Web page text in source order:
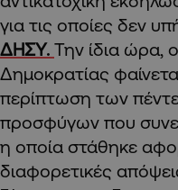
για τις οποίες δεν
ΔΗΣΥ. Την ίδια ώρα,
Δημοκρατίας
περίπτωση των
προσφύγων που
η οποία στάθηκε
διαφορετικές